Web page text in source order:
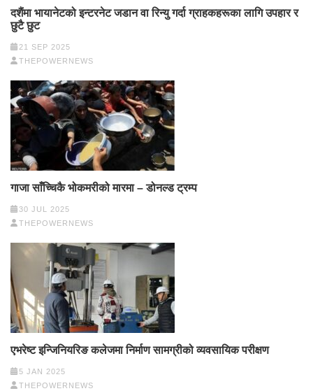
दशैंमा भायानेटको इन्टरनेट जडान वा रिन्यु गर्दा ग्राहकहरूका लागि उपहार र
छुटै छुट
21 SEP 2025
THEPOWERNEWS
गाजा साँच्चिकै भोकमरीको मारमा – डोनल्ड ट्रम्प
30 JUL 2025
THEPOWERNEWS
एभरेष्ट इन्जिनियरिङ कलेजमा निर्माण सामग्रीको व्यवसायिक परीक्षण
5 JAN 2025
THEPOWERNEWS